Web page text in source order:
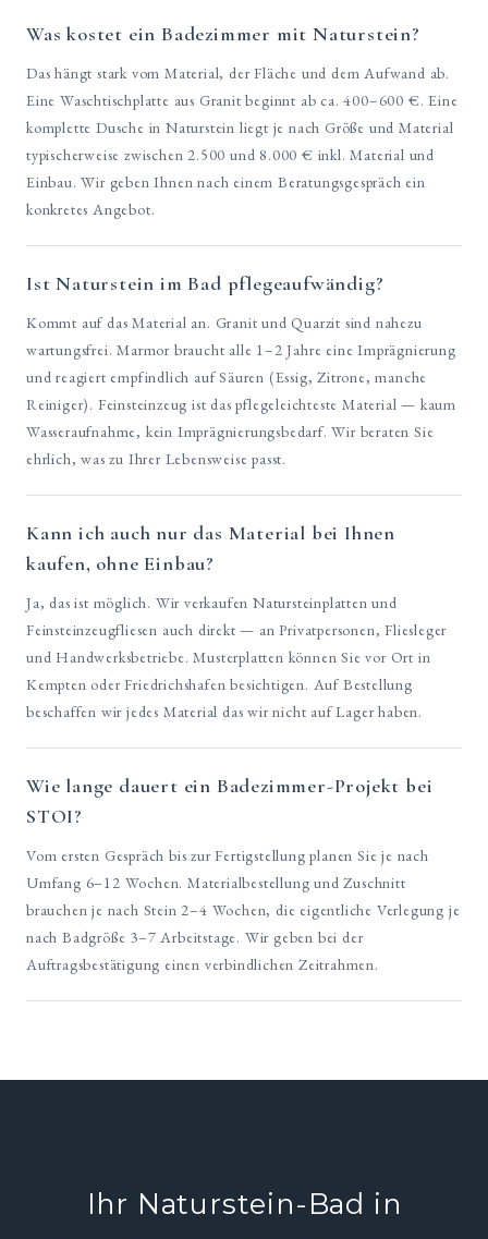
Was kostet ein Badezimmer mit Naturstein?
Das hängt stark vom Material, der Fläche und dem Aufwand ab.
Eine Waschtischplatte aus Granit beginnt ab ca. 400–600 €. Eine
komplette Dusche in Naturstein liegt je nach Größe und Material
typischerweise zwischen 2.500 und 8.000 € inkl. Material und
Einbau. Wir geben Ihnen nach einem Beratungsgespräch ein
konkretes Angebot.
Ist Naturstein im Bad pflegeaufwändig?
Kommt auf das Material an. Granit und Quarzit sind nahezu
wartungsfrei. Marmor braucht alle 1–2 Jahre eine Imprägnierung
und reagiert empfindlich auf Säuren (Essig, Zitrone, manche
Reiniger). Feinsteinzeug ist das pflegeleichteste Material — kaum
Wasseraufnahme, kein Imprägnierungsbedarf. Wir beraten Sie
ehrlich, was zu Ihrer Lebensweise passt.
Kann ich auch nur das Material bei Ihnen
kaufen, ohne Einbau?
Ja, das ist möglich. Wir verkaufen Natursteinplatten und
Feinsteinzeugfliesen auch direkt — an Privatpersonen, Fliesleger
und Handwerksbetriebe. Musterplatten können Sie vor Ort in
Kempten oder Friedrichshafen besichtigen. Auf Bestellung
beschaffen wir jedes Material das wir nicht auf Lager haben.
Wie lange dauert ein Badezimmer-Projekt bei
STOI?
Vom ersten Gespräch bis zur Fertigstellung planen Sie je nach
Umfang 6–12 Wochen. Materialbestellung und Zuschnitt
brauchen je nach Stein 2–4 Wochen, die eigentliche Verlegung je
nach Badgröße 3–7 Arbeitstage. Wir geben bei der
Auftragsbestätigung einen verbindlichen Zeitrahmen.
Ihr Naturstein-Bad in